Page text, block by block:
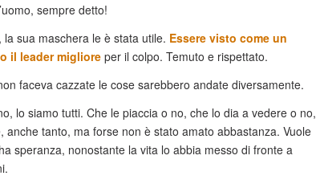
sempre detto!
sua maschera le è stata utile. Essere visto come un
il leader migliore per il colpo. Temuto e rispettato.
faceva cazzate le cose sarebbero andate diversamente.
lo siamo tutti. Che le piaccia o no, che lo dia a vedere o no,
anche tanto, ma forse non è stato amato abbastanza. Vuole
speranza, nonostante la vita lo abbia messo di fronte a